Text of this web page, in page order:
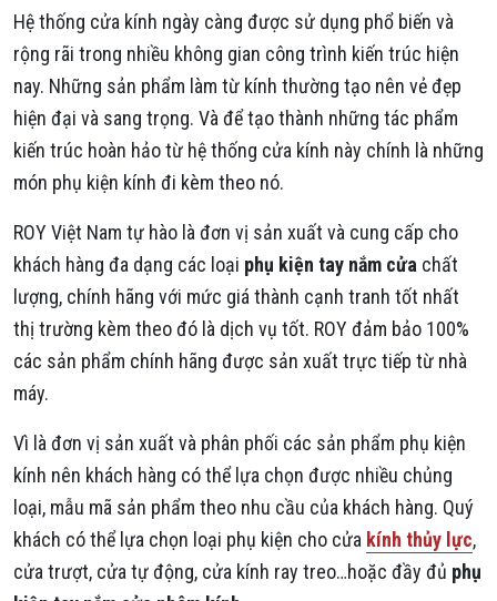
Hệ thống cửa kính ngày càng được sử dụng phổ biến và
rộng rãi trong nhiều không gian công trình kiến trúc hiện
nay. Những sản phẩm làm từ kính thường tạo nên vẻ đẹp
hiện đại và sang trọng. Và để tạo thành những tác phẩm
kiến trúc hoàn hảo từ hệ thống cửa kính này chính là những
món phụ kiện kính đi kèm theo nó.
ROY Việt Nam tự hào là đơn vị sản xuất và cung cấp cho
khách hàng đa dạng các loại phụ kiện tay nắm cửa chất
lượng, chính hãng với mức giá thành cạnh tranh tốt nhất
thị trường kèm theo đó là dịch vụ tốt. ROY đảm bảo 100%
các sản phẩm chính hãng được sản xuất trực tiếp từ nhà
máy.
Vì là đơn vị sản xuất và phân phối các sản phẩm phụ kiện
kính nên khách hàng có thể lựa chọn được nhiều chủng
loại, mẫu mã sản phẩm theo nhu cầu của khách hàng. Quý
khách có thể lựa chọn loại phụ kiện cho cửa kính thủy lực,
cửa trượt, cửa tự động, cửa kính ray treo…hoặc đầy đủ phụ